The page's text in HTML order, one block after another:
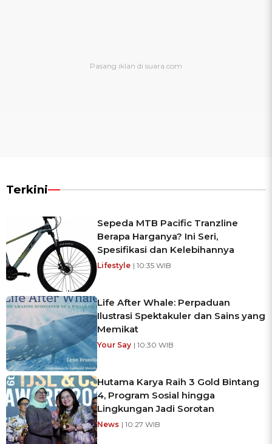
Terkini
Sepeda MTB Pacific Tranzline
Berapa Harganya? Ini Seri,
Spesifikasi dan Kelebihannya
Lifestyle | 10:35 WIB
Life After Whale: Perpaduan
Ilustrasi Spektakuler dan Sains yang
Memikat
Your Say | 10:30 WIB
Hutama Karya Raih 3 Gold Bintang
4, Program Sosial hingga
Lingkungan Jadi Sorotan
News | 10:27 WIB